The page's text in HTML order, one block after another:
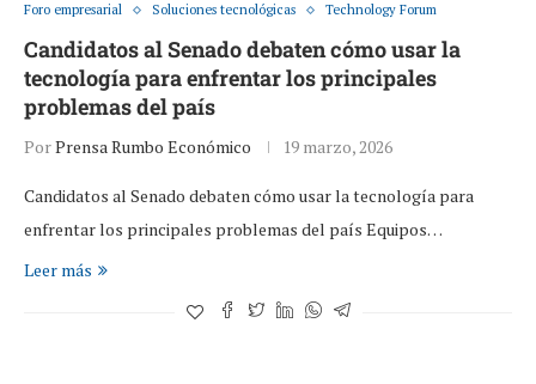
Foro empresarial Soluciones tecnológicas Technology Forum
Candidatos al Senado debaten cómo usar la
tecnología para enfrentar los principales
problemas del país
PorPrensa Rumbo Económico 19 marzo, 2026
Candidatos al Senado debaten cómo usar la tecnología para
enfrentar los principales problemas del país Equipos…
Leer más